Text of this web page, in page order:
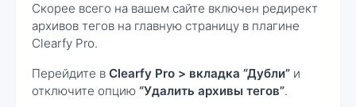
Скорее всего на вашем сайте включен редирект
архивов тегов на главную страницу в плагине
Clearfy Pro.
Перейдите в Clearfy Pro > вкладка “Дубли” и
отключите опцию “Удалить архивы тегов”.